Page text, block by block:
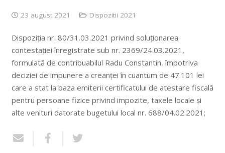
23 august 2021 Dispozitii 2021
Dispoziția nr. 80/31.03.2021 privind soluționarea
contestației înregistrate sub nr. 2369/24.03.2021,
formulată de contribuabilul Radu Constantin, împotriva
deciziei de impunere a creanței în cuantum de 47.101 lei
care a stat la baza emiterii certificatului de atestare fiscală
pentru persoane fizice privind impozite, taxele locale și
alte venituri datorate bugetului local nr. 688/04.02.2021;